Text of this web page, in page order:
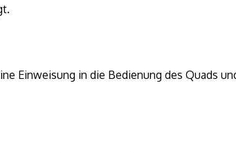
Einweisung in die Bedienung des Quads